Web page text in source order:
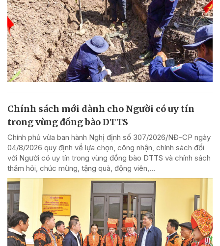
Chính sách mới dành cho Người có uy tín
trong vùng đồng bào DTTS
Chính phủ vừa ban hành Nghị định số 307/2026/NĐ-CP ngày
04/8/2026 quy định về lựa chọn, công nhận, chính sách đối
với Người có uy tín trong vùng đồng bào DTTS và chính sách
thăm hỏi, chúc mừng, tặng quà, động viên,...